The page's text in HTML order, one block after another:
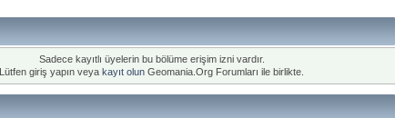
Sadece kayıtlı üyelerin bu bölüme erişim izni vardır.
Lütfen giriş yapın veya kayıt olun Geomania.Org Forumları ile birlikte.